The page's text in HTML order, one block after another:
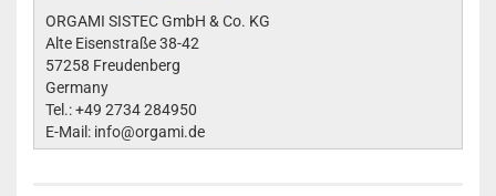
ORGAMI SISTEC GmbH & Co. KG
Alte Eisenstraße 38-42
57258 Freudenberg
Germany
Tel.: +49 2734 284950
E-Mail: info@orgami.de